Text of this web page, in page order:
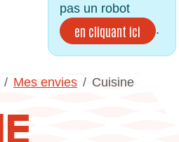
pas un robot
en cliquant ici .
Mes envies Cuisine